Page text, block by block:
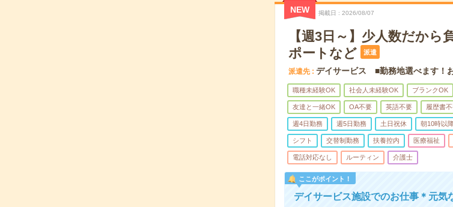
NEW 掲載日 2026/08/07
【週3日～】少人数だか
ポートなど
派遣
派遣先 デイサービス ■勤務地選べます！
職種未経験OK 社会人未経験OK ブランクOK
友達と一緒OK OA不要 英語不要 履歴書
週4日勤務 週5日勤務 土日祝休 朝10時以
シフト 交替制勤務 扶養控内 医療福祉
電話対応なし ルーティン 介護士
ここがポイント！
デイサービス施設でのお仕事＊元気